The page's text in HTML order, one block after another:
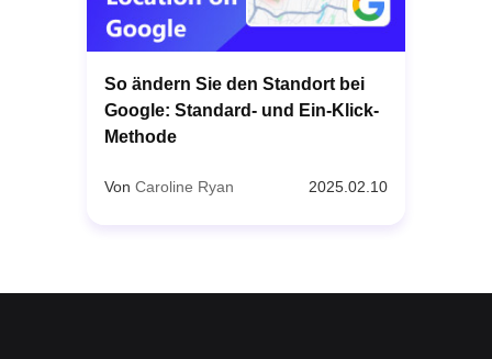
So ändern Sie den Standort bei
Google: Standard- und Ein-Klick-
Methode
Von Caroline Ryan 2025.02.10